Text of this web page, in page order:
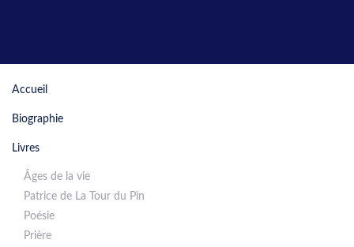
Accueil
Biographie
Livres
Âges de la vie
Patrice de La Tour du Pin
Poésie
Prière